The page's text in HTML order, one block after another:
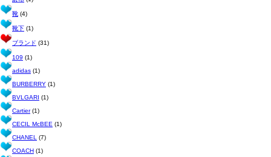
靴 (4)
靴下 (1)
ブランド (31)
109 (1)
adidas (1)
BURBERRY (1)
BVLGARI (1)
Cartier(1)
CECIL McBEE (1)
CHANEL
(7)
COACH (1)